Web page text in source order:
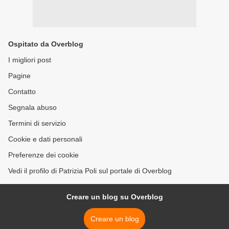
Ospitato da Overblog
I migliori post
Pagine
Contatto
Segnala abuso
Termini di servizio
Cookie e dati personali
Preferenze dei cookie
Vedi il profilo di Patrizia Poli sul portale di Overblog
Creare un blog su Overblog
Creare un blog